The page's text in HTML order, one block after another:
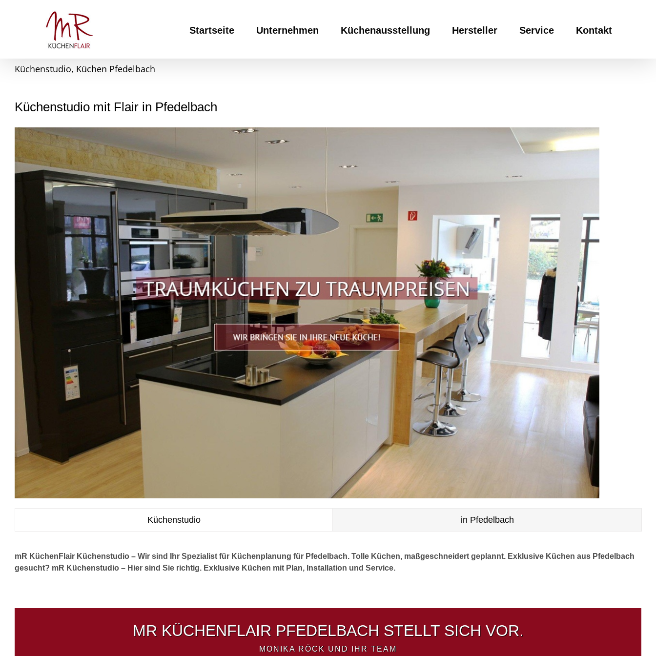
Startseite Unternehmen Küchenausstellung Hersteller Service Kontakt
Küchenstudio, Küchen Pfedelbach
Küchenstudio mit Flair in Pfedelbach
Küchenstudio in Pfedelbach
mR KüchenFlair Küchenstudio – Wir sind Ihr Spezialist für Küchenplanung für Pfedelbach. Tolle Küchen, maßgeschneidert geplannt. Exklusive Küchen aus Pfedelbach
gesucht? mR Küchenstudio – Hier sind Sie richtig. Exklusive Küchen mit Plan, Installation und Service.
MR KÜCHENFLAIR PFEDELBACH STELLT SICH VOR.
MONIKA RÖCK UND IHR TEAM